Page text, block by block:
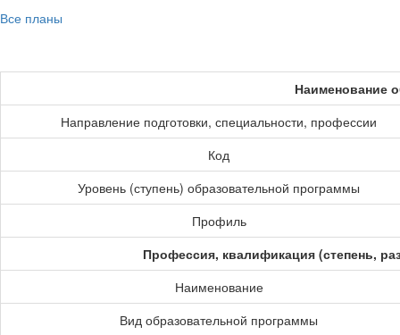
Все планы
Наименование
Направление подготовки, специальности, профессии
Код
Уровень (ступень) образовательной программы
Профиль
Профессия, квалификация (степень,
Наименование
Вид образовательной программы